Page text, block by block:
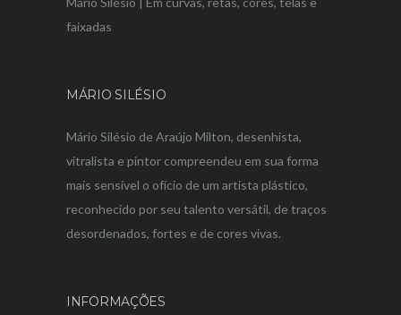
faixadas
MÁRIO SILÉSIO
Mário Silésio de Araújo Milton, desenhista,
vitralista e pintor compreendeu em sua forma
mais sensível o ofício de um artista plástico,
reconhecido por seu talento versátil, de traços
desordenados, fortes e de cores vivas.
INFORMAÇÕES